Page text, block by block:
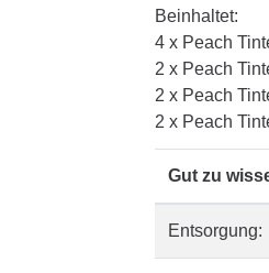
Beinhaltet:
4 x Peach
2 x Peach
2 x Peach
2 x Peach
Gut zu
Entsorgung: